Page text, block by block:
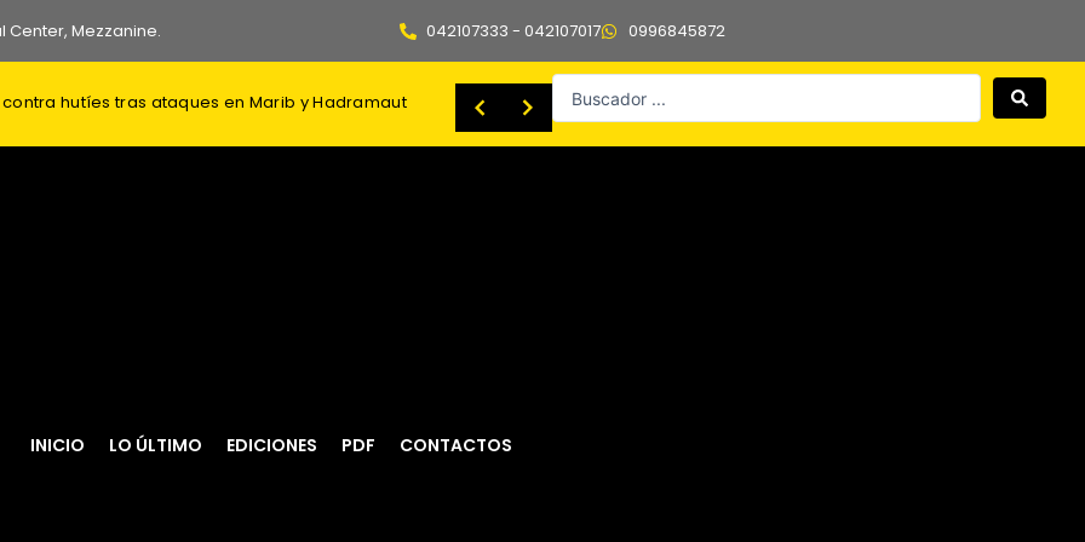
Center, Mezzanine. 042107333 - 042107017 0996845872
corrida: dudas en el mercado
Search
INICIO LO ÚLTIMO EDICIONES PDF CONTACTOS